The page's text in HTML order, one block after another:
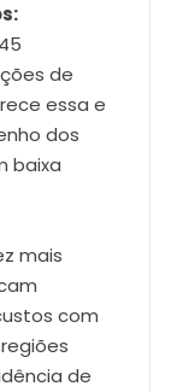
de
essa e
dos
baixa
mais
com
de